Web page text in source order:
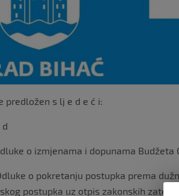
predložen s lj e d e ć i:
d
o izmjenama i dopunama Budžeta
o pokretanju postupka prema
postupka uz otpis zakonskih